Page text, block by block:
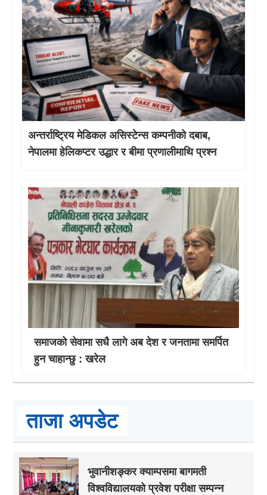
अन्तर्राष्ट्रिय मेडिकल असिस्टेन्स कम्पनीको दबाब,
नेपालमा हेलिकप्टर उद्धार र बीमा प्रणालीमाथि प्रश्न
समाजको सेवामा सधै लागे अब देश र जनतामा समर्पित
हुन चाहान्छु : खरेल
ताजा अपडेट
भुवानीशङ्कर क्याम्पसमा बागमती
विश्वविद्यालयको प्रवेश परीक्षा सम्पन्न